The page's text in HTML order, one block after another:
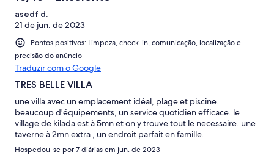
asedf d.
21 de jun. de 2023
Pontos positivos: Limpeza, check-in, comunicação, localização e
precisão do anúncio
Traduzir com o Google
TRES BELLE VILLA
une villa avec un emplacement idéal, plage et piscine.
beaucoup d'équipements, un service quotidien efficace. le
village de kilada est à 5mn et on y trouve tout le necessaire. une
taverne à 2mn extra , un endroit parfait en famille.
Hospedou-se por 7 diárias em jun. de 2023